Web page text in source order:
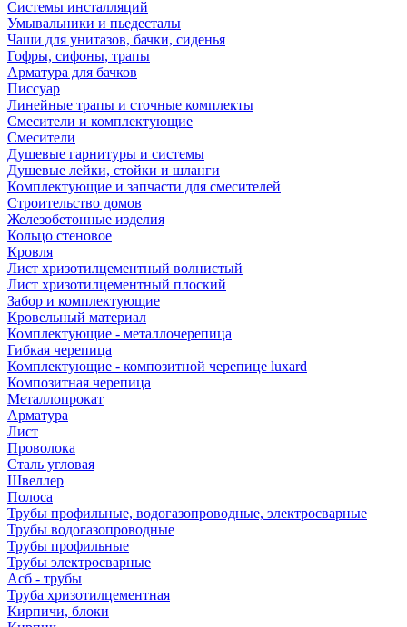
Системы инсталляций
Умывальники и пьедесталы
Чаши для унитазов, бачки, сиденья
Гофры, сифоны, трапы
Арматура для бачков
Писсуар
Линейные трапы и сточные комплекты
Смесители и комплектующие
Смесители
Душевые гарнитуры и системы
Душевые лейки, стойки и шланги
Комплектующие и запчасти для смесителей
Строительство домов
Железобетонные изделия
Кольцо стеновое
Кровля
Лист хризотилцементный волнистый
Лист хризотилцементный плоский
Забор и комплектующие
Кровельный материал
Комплектующие - металлочерепица
Гибкая черепица
Комплектующие - композитной черепице luxard
Композитная черепица
Металлопрокат
Арматура
Лист
Проволока
Сталь угловая
Швеллер
Полоса
Трубы профильные, водогазопроводные, электросварные
Трубы водогазопроводные
Трубы профильные
Трубы электросварные
Асб - трубы
Труба хризотилцементная
Кирпичи, блоки